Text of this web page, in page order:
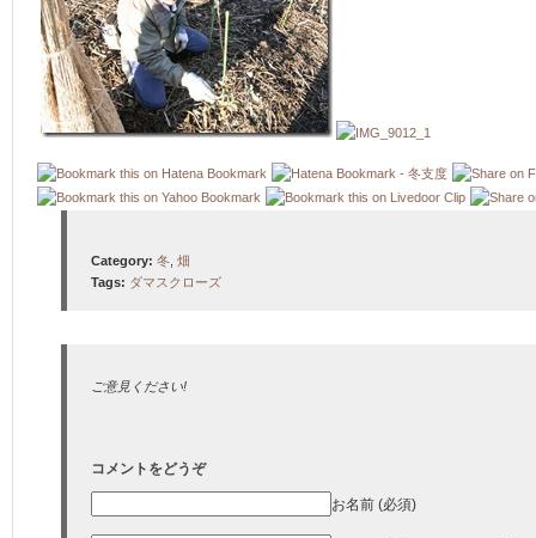
Category: 冬 畑
Tags: ダマスクローズ
ご意見ください!
コメントをどうぞ
お名前 (必須)